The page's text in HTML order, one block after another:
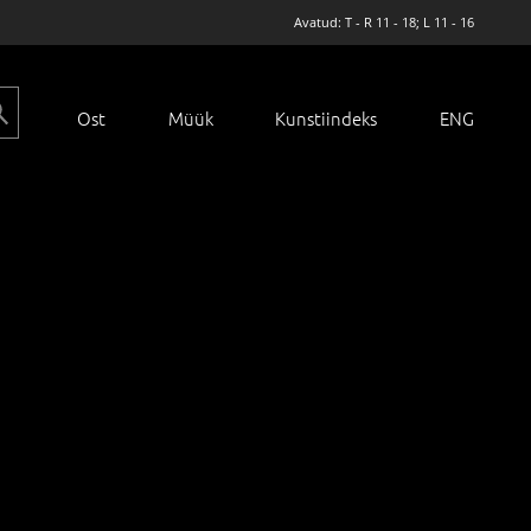
Avatud: T - R 11 - 18; L 11 - 16
Ost Müük Kunstiindeks ENG